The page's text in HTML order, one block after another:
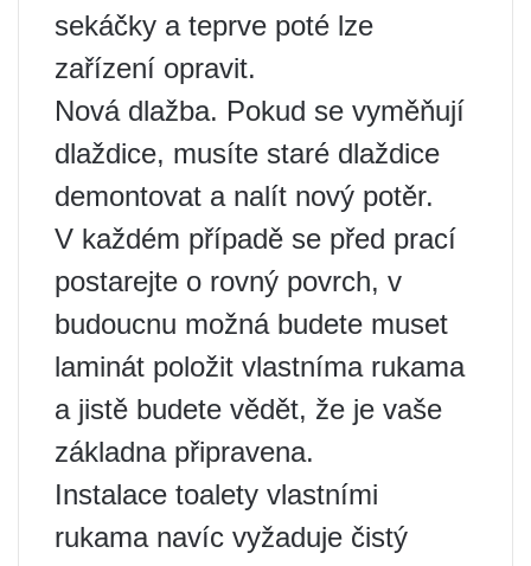
sekáčky a teprve poté lze
zařízení opravit.
Nová dlažba. Pokud se vyměňují
dlaždice, musíte staré dlaždice
demontovat a nalít nový potěr.
V každém případě se před prací
postarejte o rovný povrch, v
budoucnu možná budete muset
laminát položit vlastníma rukama
a jistě budete vědět, že je vaše
základna připravena.
Instalace toalety vlastními
rukama navíc vyžaduje čistý